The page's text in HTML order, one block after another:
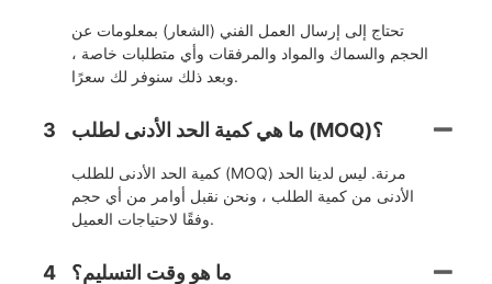
تحتاج إلى إرسال العمل الفني (الشعار) بمعلومات عن
الحجم والسماك والمواد والمرفقات وأي متطلبات خاصة ،
وبعد ذلك سنوفر لك سعرًا.
3 ما هي كمية الحد الأدنى لطلب (MOQ)؟
كمية الحد الأدنى للطلب (MOQ) مرنة. ليس لدينا الحد
الأدنى من كمية الطلب ، ونحن نقبل أوامر من أي حجم
وفقًا لاحتياجات العميل.
4 ما هو وقت التسليم؟